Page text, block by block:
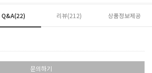
Q&A(22) 리뷰(212) 상품정보제공
문의하기